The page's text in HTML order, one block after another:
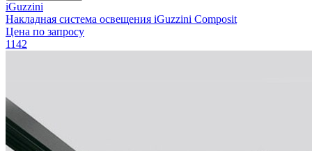
iGuzzini
Накладная система освещения iGuzzini Composit
Цена по запросу
1142